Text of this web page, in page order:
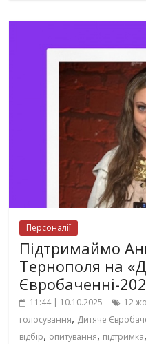
Персоналії
Підтримаймо
Тернополя на
Євробаченні-
11:44 | 10.10.2025 12
голосування, Дитяче
відбір, опитування, підтримка